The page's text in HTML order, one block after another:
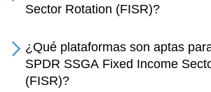
Sector Rotation (FISR)?
¿Qué plataformas son aptas
SPDR SSGA Fixed Income
(FISR)?